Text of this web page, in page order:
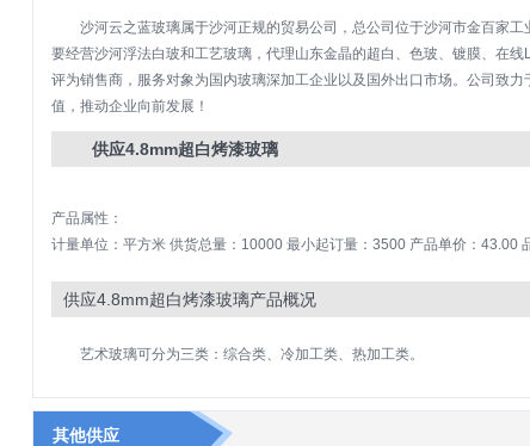
沙河云之蓝玻璃属于沙河正规的贸易公司，总公司位于沙河市金百家
要经营沙河浮法白玻和工艺玻璃，代理山东金晶的超白、色玻、镀膜、在
评为销售商，服务对象为国内玻璃深加工企业以及国外出口市场。公司致
值，推动企业向前发展！
供应4.8mm超白烤漆玻璃
产品属性：
计量单位：平方米 供货总量：10000 最小起订量：3500 产品单价：43.00
供应4.8mm超白烤漆玻璃产品概况
艺术玻璃可分为三类：综合类、冷加工类、热加工类。
其他供应